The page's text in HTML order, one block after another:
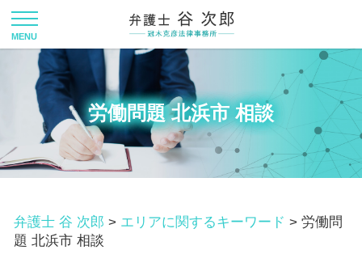
労働問題 北浜市 相談
弁護士 谷 次郎 > エリアに関するキーワード > 労働問
題 北浜市 相談